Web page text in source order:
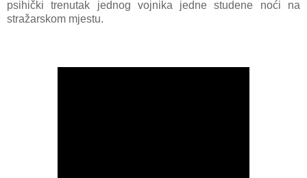
psihički trenutak jednog vojnika jedne studene noći na
stražarskom mjestu.